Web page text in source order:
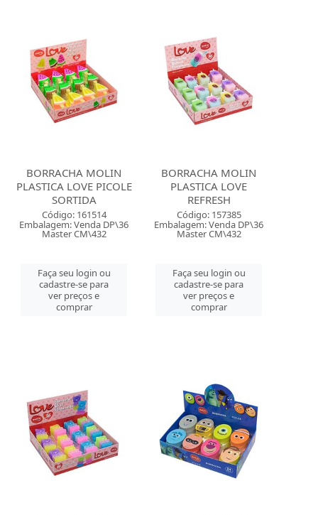
BORRACHA MOLIN
PLASTICA LOVE PICOLE
SORTIDA
Código: 161514
Embalagem: Venda DP\36
Master CM\432
Faça seu login ou
cadastre-se para
ver preços e
comprar
BORRACHA MOLIN
PLASTICA LOVE
REFRESH
Código: 157385
Embalagem: Venda DP\36
Master CM\432
Faça seu login ou
cadastre-se para
ver preços e
comprar